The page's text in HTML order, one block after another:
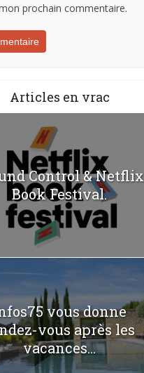
prochain commentaire.
Articles en vrac
Control & Netflix
Book Festival.
vous donne
vous après les
vacances...